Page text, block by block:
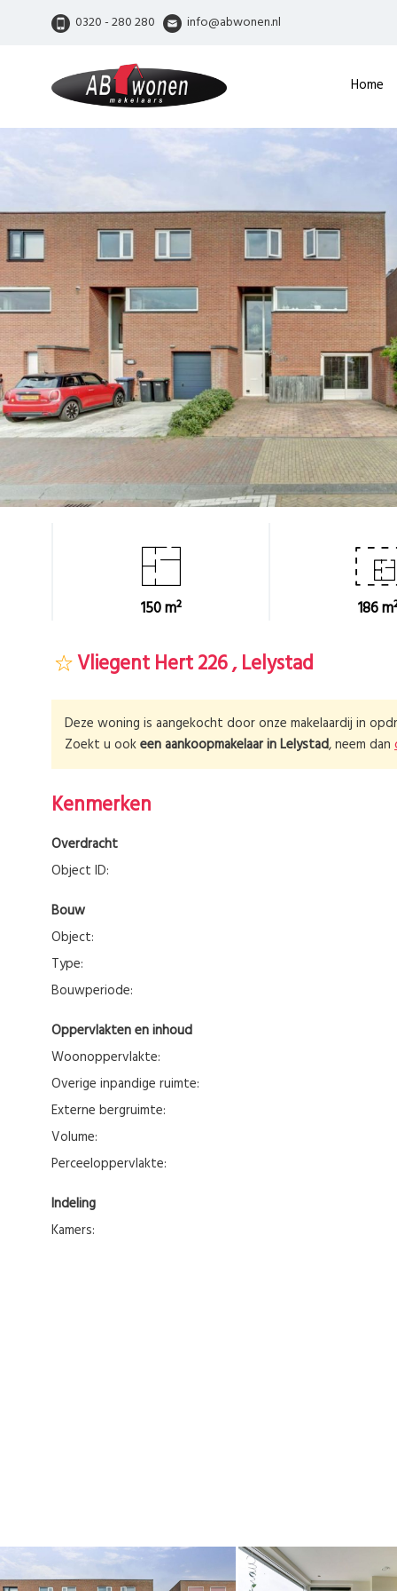
0320 - 280 280 info@abwonen.nl
Home
150 m² 186
Vliegent Hert 226 , Lelystad
Deze woning is aangekocht door onze makelaardij in
Zoekt u ookeen aankoopmakelaar inLelystad, neem dan
Kenmerken
Overdracht
Object ID:
Bouw
Object:
Type:
Bouwperiode:
Oppervlakten en inhoud
Woonoppervlakte:
Overige inpandige ruimte:
Externe bergruimte:
Volume:
Perceeloppervlakte:
Indeling
Kamers: